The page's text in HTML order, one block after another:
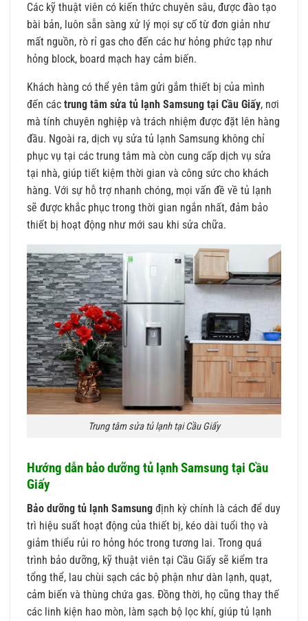
Các kỹ thuật viên có kiến thức chuyên sâu, được đào tạo
bài bản, luôn sẵn sàng xử lý mọi sự cố từ đơn giản như
mất nguồn, rò rỉ gas cho đến các hư hỏng phức tạp như
hỏng block, board mạch hay cảm biến.
Khách hàng có thể yên tâm gửi gắm thiết bị của mình
đến các trung tâm sửa tủ lạnh Samsung tại Cầu Giấy, nơi
mà tính chuyên nghiệp và trách nhiệm được đặt lên hàng
đầu. Ngoài ra, dịch vụ sửa tủ lạnh Samsung không chỉ
phục vụ tại các trung tâm mà còn cung cấp dịch vụ sửa
tại nhà, giúp tiết kiệm thời gian và công sức cho khách
hàng. Với sự hỗ trợ nhanh chóng, mọi vấn đề về tủ lạnh
sẽ được khắc phục trong thời gian ngắn nhất, đảm bảo
thiết bị hoạt động như mới sau khi sửa chữa.
Trung tâm sửa tủ lạnh tại Cầu Giấy
Hướng dẫn bảo dưỡng tủ lạnh Samsung tại Cầu
Giấy
Bảo dưỡng tủ lạnh Samsung định kỳ chính là cách để duy
trì hiệu suất hoạt động của thiết bị, kéo dài tuổi thọ và
giảm thiểu rủi ro hỏng hóc trong tương lai. Trong quá
trình bảo dưỡng, kỹ thuật viên tại Cầu Giấy sẽ kiểm tra
tổng thể, lau chùi sạch các bộ phận như dàn lạnh, quạt,
cảm biến và thùng chứa gas. Đồng thời, họ cũng thay thế
các linh kiện hao mòn, làm sạch bộ lọc khí, giúp tủ lạnh